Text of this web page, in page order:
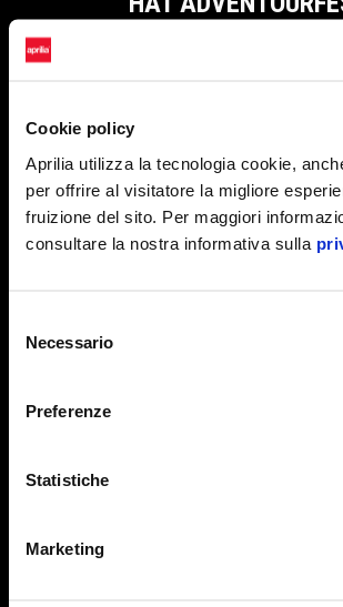
Cookie policy
Aprilia utilizza la tecnologia cookie,
per offrire al visitatore la migliore
fruizione del sito. Per maggiori
consultare la nostra informativa sulla
delNecessario
Preferenze
Statistiche
Marketing
GOST MOTO
CHIETI